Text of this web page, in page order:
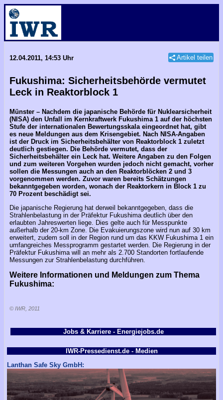
12.04.2011, 14:53 Uhr Artikel teilen
Fukushima: Sicherheitsbehörde vermutet
Leck in Reaktorblock 1
Münster – Nachdem die japanische Behörde für Nuklearsicherheit
(NISA) den Unfall im Kernkraftwerk Fukushima 1 auf der höchsten
Stufe der internationalen Bewertungsskala eingeordnet hat, gibt
es neue Meldungen aus dem Krisengebiet. Nach NISA-Angaben
ist der Druck im Sicherheitsbehälter von Reaktorblock 1 zuletzt
deutlich gestiegen. Die Behörde vermutet, dass der
Sicherheitsbehälter ein Leck hat. Weitere Angaben zu den Folgen
und zum weiteren Vorgehen wurden jedoch nicht gemacht, vorher
sollen die Messungen auch an den Reaktorblöcken 2 und 3
vorgenommen werden. Zuvor waren bereits Schätzungen
bekanntgegeben worden, wonach der Reaktorkern in Block 1 zu
70 Prozent beschädigt sei.
Die japanische Regierung hat derweil bekanntgegeben, dass die
Strahlenbelastung in der Präfektur Fukushima deutlich über den
erlaubten Jahreswerten liege. Dies gelte auch für Messpunkte
außerhalb der 20-km Zone. Die Evakuierungszone wird nun auf 30 km
erweitert, zudem soll in der Region rund um das KKW Fukushima 1 ein
umfangreiches Messprogramm gestartet werden. Die Regierung in der
Präfektur Fukushima will an mehr als 2.700 Standorten fortlaufende
Messungen zur Strahlenbelastung durchführen.
Weitere Informationen und Meldungen zum Thema
Fukushima:
© IWR, 2011
Jobs & Karriere - Energiejobs.de
IWR-Pressedienst.de - Medien
Lanthan Safe Sky GmbH: